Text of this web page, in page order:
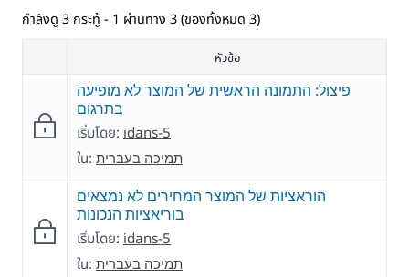
กำลังดู 3 กระทู้ - 1 ผ่านทาง 3 (ของทั้งหมด 3)
หัวข้อ
פיצול: התמונה הראשית של המוצר לא מופיעה
בתרגום
เริ่มโดย: idans-5
ใน: תמיכה בעברית
הוראציות של המוצר המחירים לא נמצאים
בוריאציות הנכונות
เริ่มโดย: idans-5
ใน: תמיכה בעברית